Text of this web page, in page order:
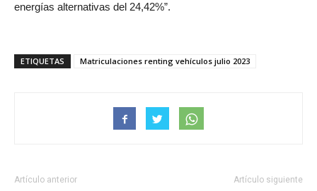
energías alternativas del 24,42%”.
ETIQUETAS Matriculaciones renting vehículos julio 2023
Artículo anterior Artículo siguiente